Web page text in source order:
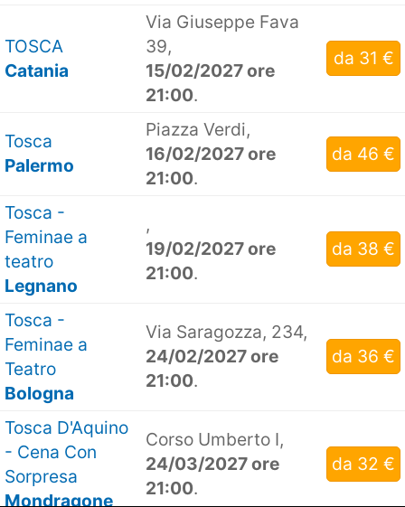
TOSCA
Catania
Via Giuseppe Fava
39,
15/02/2027 ore
21:00.
da 31 €
Tosca
Palermo
Piazza Verdi,
16/02/2027 ore
21:00.
da 46 €
Tosca -
Feminae a
teatro
Legnano
,
19/02/2027 ore
21:00.
da 38 €
Tosca -
Feminae a
Teatro
Bologna
Via Saragozza, 234,
24/02/2027 ore
21:00.
da 36 €
Tosca D'Aquino
- Cena Con
Sorpresa
Mondragone
Corso Umberto I,
24/03/2027 ore
21:00.
da 32 €